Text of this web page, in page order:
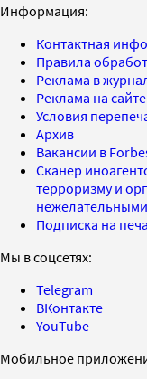
Информация:
Контактная
Правила
Реклама в
Реклама на сайте
Условия
Архив
Вакансии в
Сканер
терроризму и
нежелательными
Подписка на
Мы в соцсетях:
Telegram
ВКонтакте
YouTube
Мобильное